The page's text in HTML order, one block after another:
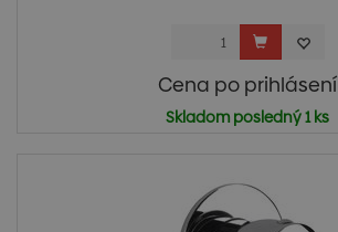
Cena po prihlásení
Skladom posledný 1 ks